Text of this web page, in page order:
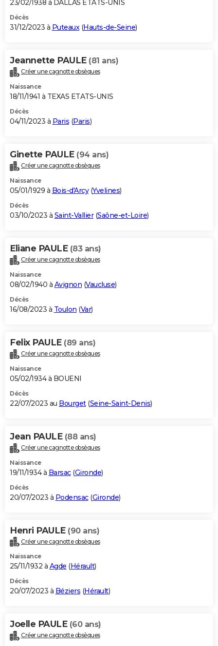
23/02/1938 à DALLAS ETATS-UNIS
Décès
31/12/2023 à Puteaux(Hauts-de-Seine)
Jeannette PAULE (81 ans)
Créer une cagnotte obsèques
Naissance
18/11/1941 à TEXAS ETATS-UNIS
Décès
04/11/2023 à Paris (Paris)
Ginette PAULE (94 ans)
Créer une cagnotte obsèques
Naissance
05/01/1929 à Bois-d'Arcy(Yvelines)
Décès
03/10/2023 à Saint-Vallier(Saône-et-Loire)
Eliane PAULE (83 ans)
Créer une cagnotte obsèques
Naissance
08/02/1940 à Avignon (Vaucluse)
Décès
16/08/2023 à Toulon (Var)
Felix PAULE (89 ans)
Créer une cagnotte obsèques
Naissance
05/02/1934 à BOUENI
Décès
22/07/2023 au Bourget(Seine-Saint-Denis)
Jean PAULE (88 ans)
Créer une cagnotte obsèques
Naissance
19/11/1934 à Barsac(Gironde)
Décès
20/07/2023 à Podensac(Gironde)
Henri PAULE (90 ans)
Créer une cagnotte obsèques
Naissance
25/11/1932 à Agde (Hérault)
Décès
20/07/2023 à Béziers (Hérault)
Joelle PAULE (60 ans)
Créer une cagnotte obsèques